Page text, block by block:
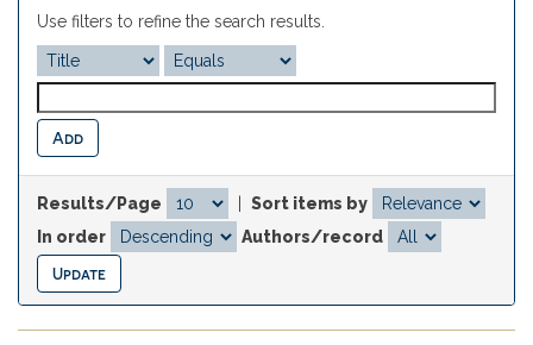
Use filters to refine the search results.
Results/Page
Sort items by
In order
Authors/record